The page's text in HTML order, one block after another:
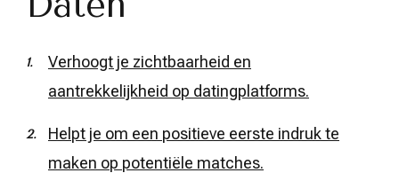
Verhoogt je zichtbaarheid en
aantrekkelijkheid op datingplatforms.
Helpt je om een positieve eerste indruk te
maken op potentiële matches.